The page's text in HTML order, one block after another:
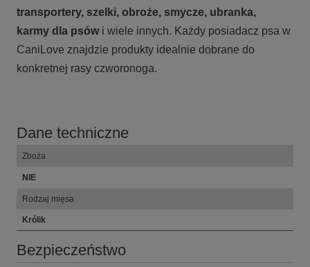
transportery, szelki, obroże, smycze, ubranka,
karmy dla psówi wiele innych. Każdy posiadacz psa w
CaniLove znajdzie produkty idealnie dobrane do
konkretnej rasy czworonoga.
Dane techniczne
Zboża
NIE
Rodzaj mięsa
Królik
Bezpieczeństwo